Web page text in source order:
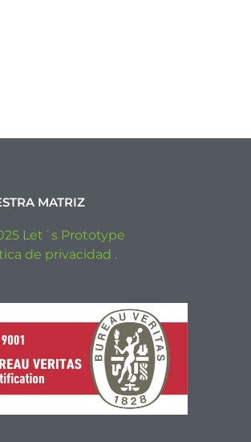
MATRIZ
Let´s Prototype
de privacidad .